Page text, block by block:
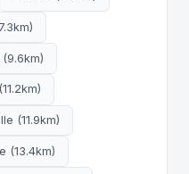
(11.9km)
(13.4km)